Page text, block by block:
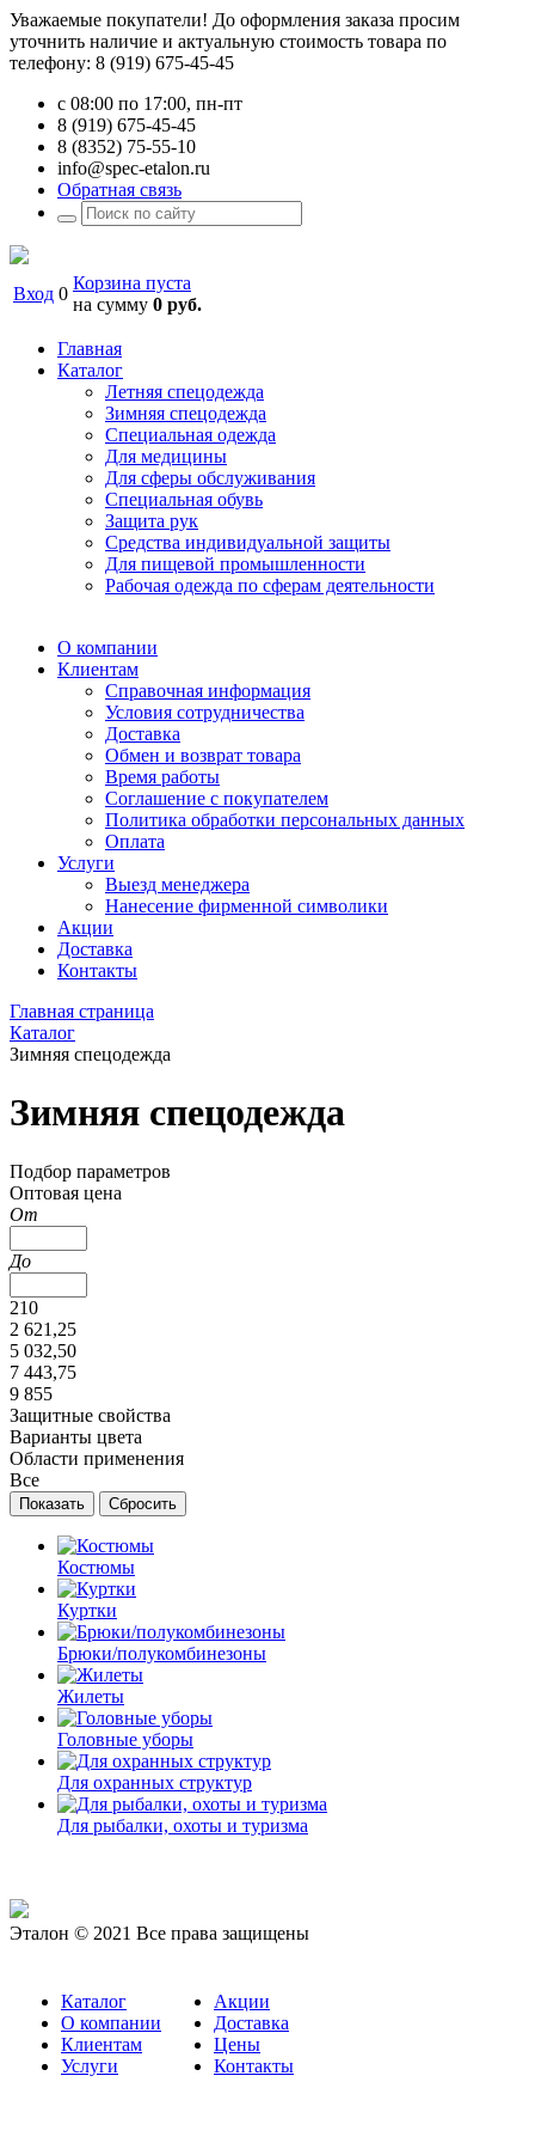
Уважаемые покупатели! До оформления заказа просим
уточнить наличие и актуальную стоимость товара по
телефону: 8 (919) 675-45-45
с 08:00 по 17:00, пн-пт
8 (919) 675-45-45
8 (8352) 75-55-10
info@spec-etalon.ru
Обратная связь
Вход 0
Корзина пуста
на сумму 0 руб.
Главная
Каталог
Летняя спецодежда
Зимняя спецодежда
Специальная одежда
Для медицины
Для сферы обслуживания
Специальная обувь
Защита рук
Средства индивидуальной защиты
Для пищевой промышленности
Рабочая одежда по сферам деятельности
О компании
Клиентам
Справочная информация
Условия сотрудничества
Доставка
Обмен и возврат товара
Время работы
Соглашение с покупателем
Политика обработки персональных данных
Оплата
Услуги
Выезд менеджера
Нанесение фирменной символики
Акции
Доставка
Контакты
Главная страница
Каталог
Зимняя спецодежда
Зимняя спецодежда
Подбор параметров
Оптовая цена
От
До
210
2 621,25
5 032,50
7 443,75
9 855
Защитные свойства
Варианты цвета
Области применения
Все
Костюмы
Куртки
Брюки/полукомбинезоны
Жилеты
Головные уборы
Для охранных структур
Для рыбалки, охоты и туризма
Эталон © 2021 Все права защищены
Каталог
О компании
Клиентам
Услуги
Акции
Доставка
Цены
Контакты